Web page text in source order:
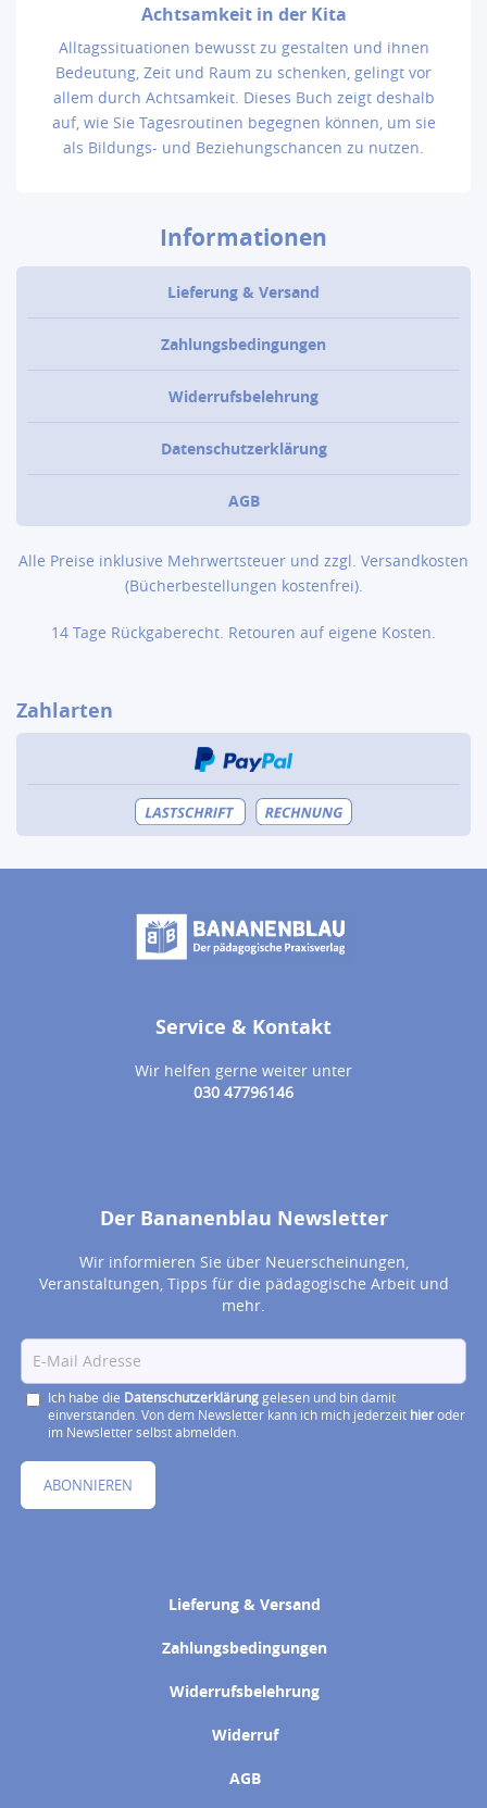
Achtsamkeit in der Kita
Alltagssituationen bewusst zu gestalten und ihnen
Bedeutung, Zeit und Raum zu schenken, gelingt vor
allem durch Achtsamkeit. Dieses Buch zeigt deshalb
auf, wie Sie Tagesroutinen begegnen können, um sie
als Bildungs- und Beziehungschancen zu nutzen.
Informationen
Lieferung & Versand
Zahlungsbedingungen
Widerrufsbelehrung
Datenschutzerklärung
AGB
Alle Preise inklusive Mehrwertsteuer und zzgl. Versandkosten
(Bücher­bestellungen kostenfrei).
14 Tage Rückgaberecht. Retouren auf eigene Kosten.
Zahlarten
Service & Kontakt
Wir helfen gerne weiter unter
030 47796146
Der Bananenblau Newsletter
Wir informieren Sie über Neuerscheinungen,
Veranstaltungen, Tipps für die pädagogische Arbeit und
mehr.
Ich habe die Datenschutzerklärunggelesen und bin damit
einverstanden. Von dem Newsletter kann ich mich jederzeit hieroder
im Newsletter selbst abmelden.
ABONNIEREN
Lieferung & Versand
Zahlungsbedingungen
Widerrufsbelehrung
Widerruf
AGB